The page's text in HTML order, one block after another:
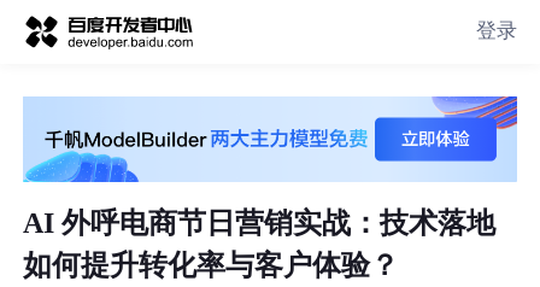
登录
AI 外呼电商节日营销实战：技术落地
如何提升转化率与客户体验？